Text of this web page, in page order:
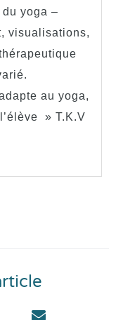
yoga –
visualisations,
au yoga,
» T.K.V